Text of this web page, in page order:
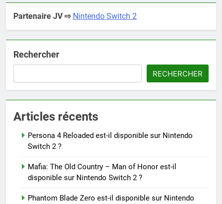
Partenaire JV ⇨ Nintendo Switch 2
Rechercher
RECHERCHER
Articles récents
Persona 4 Reloaded est-il disponible sur Nintendo
Switch 2 ?
Mafia: The Old Country – Man of Honor est-il
disponible sur Nintendo Switch 2 ?
Phantom Blade Zero est-il disponible sur Nintendo